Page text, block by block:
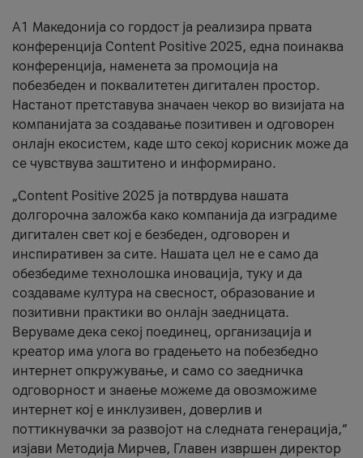
А1 Македонија со гордост ја реализира првата
конференција Content Positive 2025, една поинаква
конференција, наменета за промоција на
побезбеден и поквалитетен дигитален простор.
Настанот претставува значаен чекор во визијата на
компанијата за создавање позитивен и одговорен
онлајн екосистем, каде што секој корисник може да
се чувствува заштитено и информирано.
„Content Positive 2025 ја потврдува нашата
долгорочна заложба како компанија да изградиме
дигитален свет кој е безбеден, одговорен и
инспиративен за сите. Нашата цел не е само да
обезбедиме технолошка иновација, туку и да
создаваме култура на свесност, образование и
позитивни практики во онлајн заедницата.
Веруваме дека секој поединец, организација и
креатор има улога во градењето на побезбедно
интернет опкружување, и само со заедничка
одговорност и знаење можеме да овозможиме
интернет кој е инклузивен, доверлив и
поттикнувачки за развојот на следната генерација,“
изјави Методија Мирчев, Главен извршен директор